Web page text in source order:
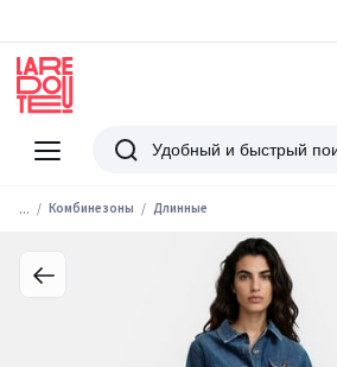
Меню
Redoute
Поиск
... Комбинезоны Длинные